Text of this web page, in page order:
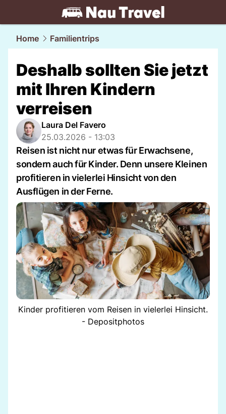
travel.NAU.ch
Home Familientrips
Deshalb sollten Sie jetzt
mit Ihren Kindern
verreisen
Laura Del Favero
25.03.2026 - 13:03
Reisen ist nicht nur etwas für Erwachsene,
sondern auch für Kinder. Denn unsere Kleinen
profitieren in vielerlei Hinsicht von den
Ausflügen in der Ferne.
Kinder profitieren vom Reisen in vielerlei Hinsicht.
- Depositphotos